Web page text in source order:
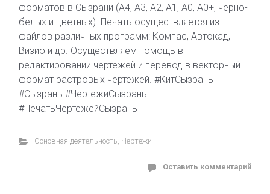
форматов в Сызрани (А4, А3, А2, А1, А0, А0+, черно-
белых и цветных). Печать осуществляется из
файлов различных программ: Компас, Автокад,
Визио и др. Осуществляем помощь в
редактировании чертежей и перевод в векторный
формат растровых чертежей. #КитСызрань
#Сызрань #ЧертежиСызрань
#ПечатьЧертежейСызрань
Основная деятельность, Чертежи
Оставить комментарий